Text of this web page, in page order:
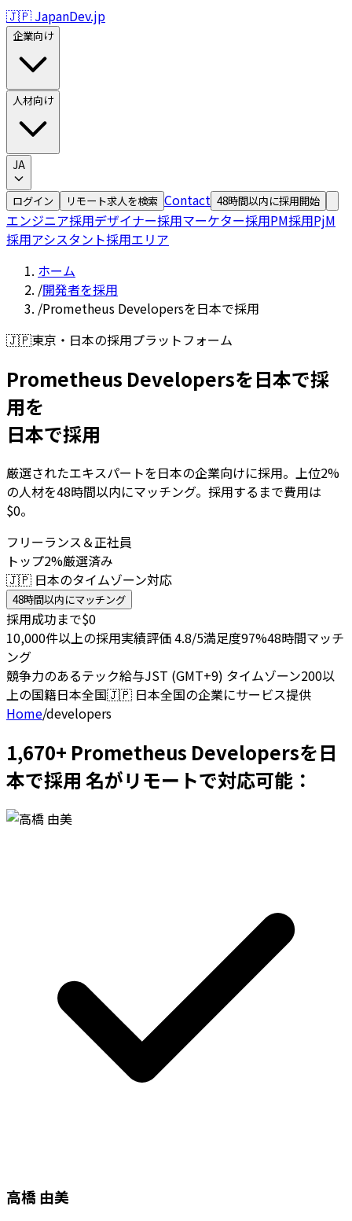
🇯🇵 JapanDev.jp
企業向け
人材向け
JA
ログイン リモート求人を検索 Contact 48時間以内に採用開始
エンジニア採用デザイナー採用マーケター採用PM採用PjM
採用アシスタント採用エリア
ホーム
/開発者を採用
/Prometheus Developersを日本で採用
🇯🇵東京・日本の採用プラットフォーム
Prometheus Developersを日本で採
用を
日本で採用
厳選されたエキスパートを日本の企業向けに採用。上位2%
の人材を48時間以内にマッチング。採用するまで費用は
$0。
フリーランス＆正社員
トップ2%厳選済み
🇯🇵 日本のタイムゾーン対応
48時間以内にマッチング
採用成功まで$0
10,000件以上の採用実績評価 4.8/5満足度97%48時間マッチ
ング
競争力のあるテック給与JST (GMT+9) タイムゾーン200以
上の国籍日本全国🇯🇵 日本全国の企業にサービス提供
Home/developers
1,670+ Prometheus Developersを日
本で採用 名がリモートで対応可能：
高橋 由美